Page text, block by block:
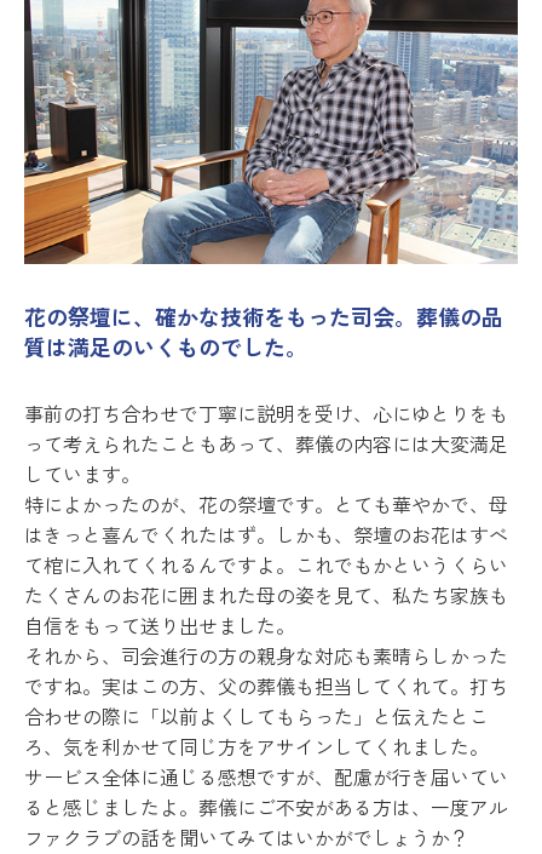
花の祭壇に、確かな技術をもった司会。葬儀の品
質は満足のいくものでした。
事前の打ち合わせで丁寧に説明を受け、心にゆとりをも
って考えられたこともあって、葬儀の内容には大変満足
しています。
特によかったのが、花の祭壇です。とても華やかで、母
はきっと喜んでくれたはず。しかも、祭壇のお花はすべ
て棺に入れてくれるんですよ。これでもかというくらい
たくさんのお花に囲まれた母の姿を見て、私たち家族も
自信をもって送り出せました。
それから、司会進行の方の親身な対応も素晴らしかった
ですね。実はこの方、父の葬儀も担当してくれて。打ち
合わせの際に「以前よくしてもらった」と伝えたとこ
ろ、気を利かせて同じ方をアサインしてくれました。
サービス全体に通じる感想ですが、配慮が行き届いてい
ると感じましたよ。葬儀にご不安がある方は、一度アル
ファクラブの話を聞いてみてはいかがでしょうか？